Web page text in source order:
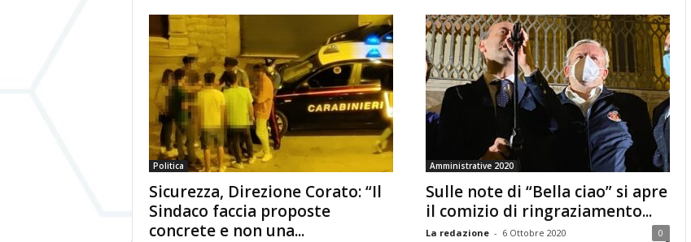
Politica
Sicurezza, Direzione Corato: “Il
Sindaco faccia proposte
concrete e non una...
Amministrative 2020
Sulle note di “Bella ciao” si apre
il comizio di ringraziamento...
La redazione - 6 Ottobre 2020 0